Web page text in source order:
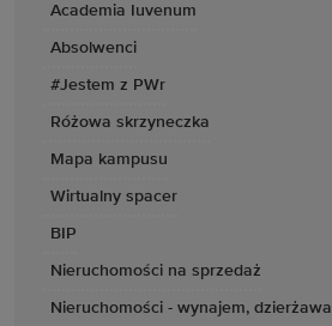
Academia Iuvenum
Absolwenci
#Jestem z PWr
Różowa skrzyneczka
Mapa kampusu
Wirtualny spacer
BIP
Nieruchomości na sprzedaż
Nieruchomości - wynajem, dzierżawa